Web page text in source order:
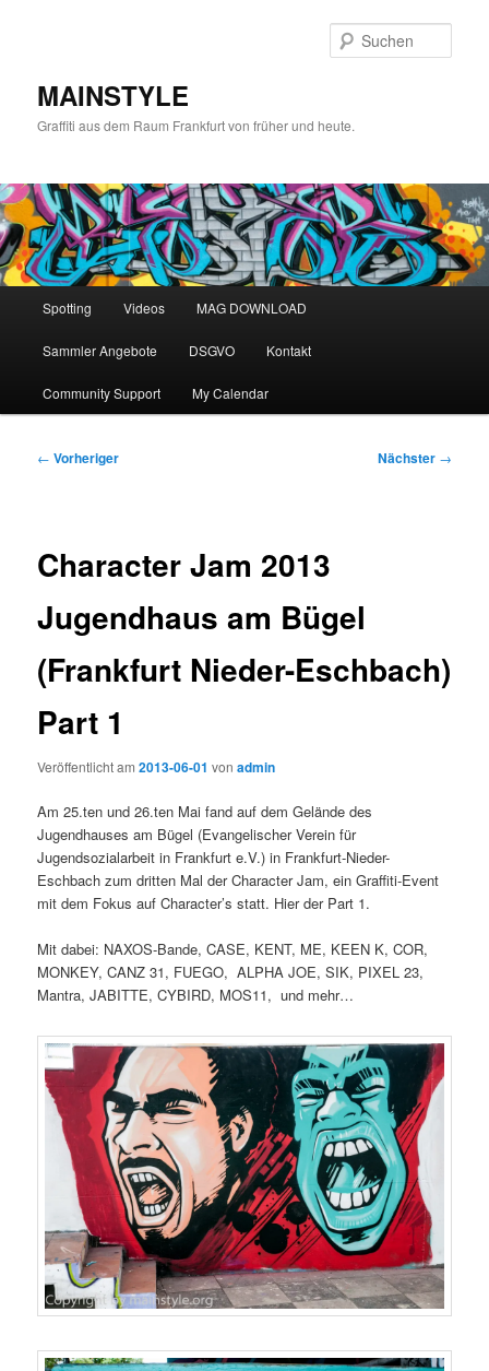
MAINSTYLE
Graffiti aus dem Raum Frankfurt von früher und heute.
Spotting Videos MAG DOWNLOAD
Sammler Angebote DSGVO Kontakt
Community Support My Calendar
Beitragsnavigation
← Vorheriger Nächster →
Character Jam 2013
Jugendhaus am Bügel
(Frankfurt Nieder-Eschbach)
Part 1
Veröffentlicht am2013-06-01 vonadmin
Am 25.ten und 26.ten Mai fand auf dem Gelände des
Jugendhauses am Bügel (Evangelischer Verein für
Jugendsozialarbeit in Frankfurt e.V.) in Frankfurt-Nieder-
Eschbach zum dritten Mal der Character Jam, ein Graffiti-Event
mit dem Fokus auf Character’s statt. Hier der Part 1.
Mit dabei: NAXOS-Bande, CASE, KENT, ME, KEEN K, COR,
MONKEY, CANZ 31, FUEGO, ALPHA JOE, SIK, PIXEL 23,
Mantra, JABITTE, CYBIRD, MOS11, und mehr…